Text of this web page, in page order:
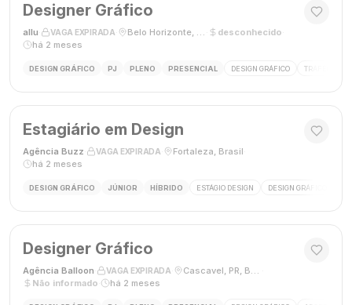
Designer Gráfico
allu VAGA EXPIRADA Belo Horizonte, MG, Brasil desconhecido
há 2 meses
DESIGN GRÁFICO PJ PLENO PRESENCIAL DESIGN GRÁFICO TRÁFEGO
Estagiário em Design
Agência Buzz VAGA EXPIRADA Fortaleza, Brasil
há 2 meses
DESIGN GRÁFICO JÚNIOR HÍBRIDO ESTÁGIO DESIGN DESIGN GRÁFICO
Designer Gráfico
Agência Balloon VAGA EXPIRADA Cascavel, PR, Brasil
Não informado
há 2 meses